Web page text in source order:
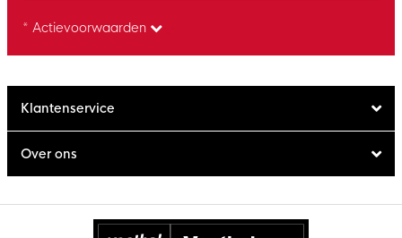
* Actievoorwaarden
Klantenservice
Over ons